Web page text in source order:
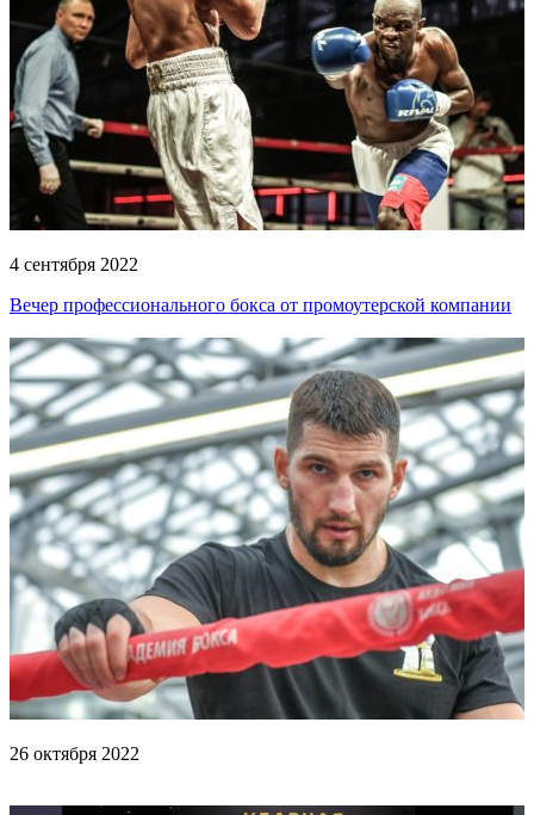
4 сентября 2022
Вечер профессионального бокса от промоутерской компании
26 октября 2022